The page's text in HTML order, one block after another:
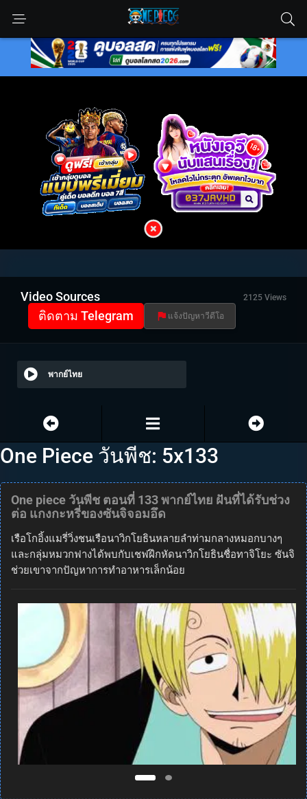
Video Sources 2125 Views
ติดตาม Telegram แจ้งปัญหาวีดีโอ
พากย์ไทย
One Piece วันพีช: 5x133
One piece วันพีช ตอนที่ 133 พากย์ไทย ฝันที่ได้รับช่วง
ต่อ แกงกะหรี่ของซันจิจอมอึด
เรือโกอิ้งแมรี่วิ่งชนเรือนาวิกโยธินหลายลำท่ามกลางหมอกบางๆ
และกลุ่มหมวกฟางได้พบกับเชฟฝึกหัดนาวิกโยธินชื่อทาจิโยะ ซันจิ
ช่วยเขาจากปัญหาการทำอาหารเล็กน้อย